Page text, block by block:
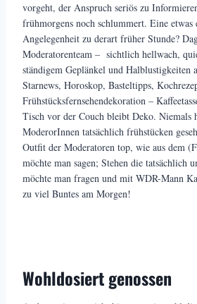
vorgeht, der Anspruch seriös zu
frühmorgens noch schlummert. Eine etwas
Angelegenheit zu derart früher Stunde?
Moderatorenteam – sichtlich hellwach,
ständigem Geplänkel und Halblustigkeiten
Starnews, Horoskop, Basteltipps,
Frühstücksfernsehendekoration –
Tisch vor der Couch bleibt Deko. Niemals
ModerorInnen tatsächlich frühstücken
Outfit der Moderatoren top, wie aus dem
möchte man sagen; Stehen die tatsächlich
möchte man fragen und mit WDR-Mann
zu viel Buntes am Morgen!
Wohldosiert genossen